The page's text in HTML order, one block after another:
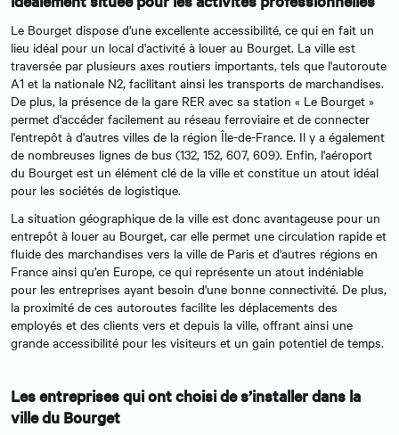
Le Bourget dispose d'une excellente accessibilité, ce qui en fait un
lieu idéal pour un local d'activité à louer au Bourget. La ville est
traversée par plusieurs axes routiers importants, tels que l'autoroute
A1 et la nationale N2, facilitant ainsi les transports de marchandises.
De plus, la présence de la gare RER avec sa station « Le Bourget »
permet d'accéder facilement au réseau ferroviaire et de connecter
l'entrepôt à d'autres villes de la région Île-de-France. Il y a également
de nombreuses lignes de bus (132, 152, 607, 609). Enfin, l'aéroport
du Bourget est un élément clé de la ville et constitue un atout idéal
pour les sociétés de logistique.
La situation géographique de la ville est donc avantageuse pour un
entrepôt à louer au Bourget, car elle permet une circulation rapide et
fluide des marchandises vers la ville de Paris et d'autres régions en
France ainsi qu’en Europe, ce qui représente un atout indéniable
pour les entreprises ayant besoin d'une bonne connectivité. De plus,
la proximité de ces autoroutes facilite les déplacements des
employés et des clients vers et depuis la ville, offrant ainsi une
grande accessibilité pour les visiteurs et un gain potentiel de temps.
Les entreprises qui ont choisi de s’installer dans la
ville du Bourget